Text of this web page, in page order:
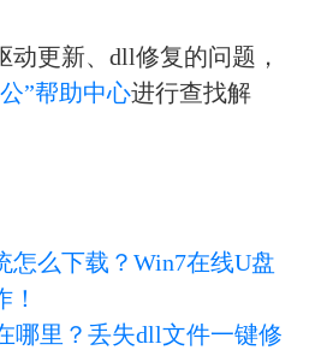
动更新、dll修复的问题，
”帮助中心进行查找解
怎么下载？Win7在线U盘
哪里？丢失dll文件一键修